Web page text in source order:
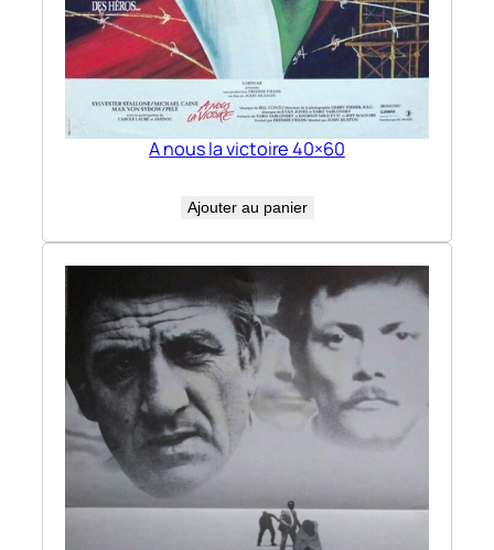
A nous la victoire 40×60
Ajouter au panier